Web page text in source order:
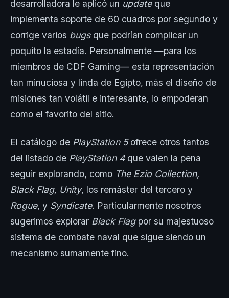
desarrolladora le aplicó un update que
implementa soporte de 60 cuadros por segundo y
corrige varios bugs que podrían complicar un
poquito la estadía. Personalmente —para los
miembros de CDF Gaming— esta representación
tan minuciosa y linda de Egipto, más el diseño de
misiones tan volátil e interesante, lo empoderan
como el favorito del sitio.
El catálogo de PlayStation 5ofrece otros tantos
del listado de PlayStation 4que valen la pena
seguir explorando, como The Ezio Collection,
Black Flag, Unity, los remáster del tercero y
Rogue, y Syndicate. Particularmente nosotros
sugerimos explorar Black Flagpor su majestuoso
sistema de combate naval que sigue siendo un
mecanismo sumamente fino.